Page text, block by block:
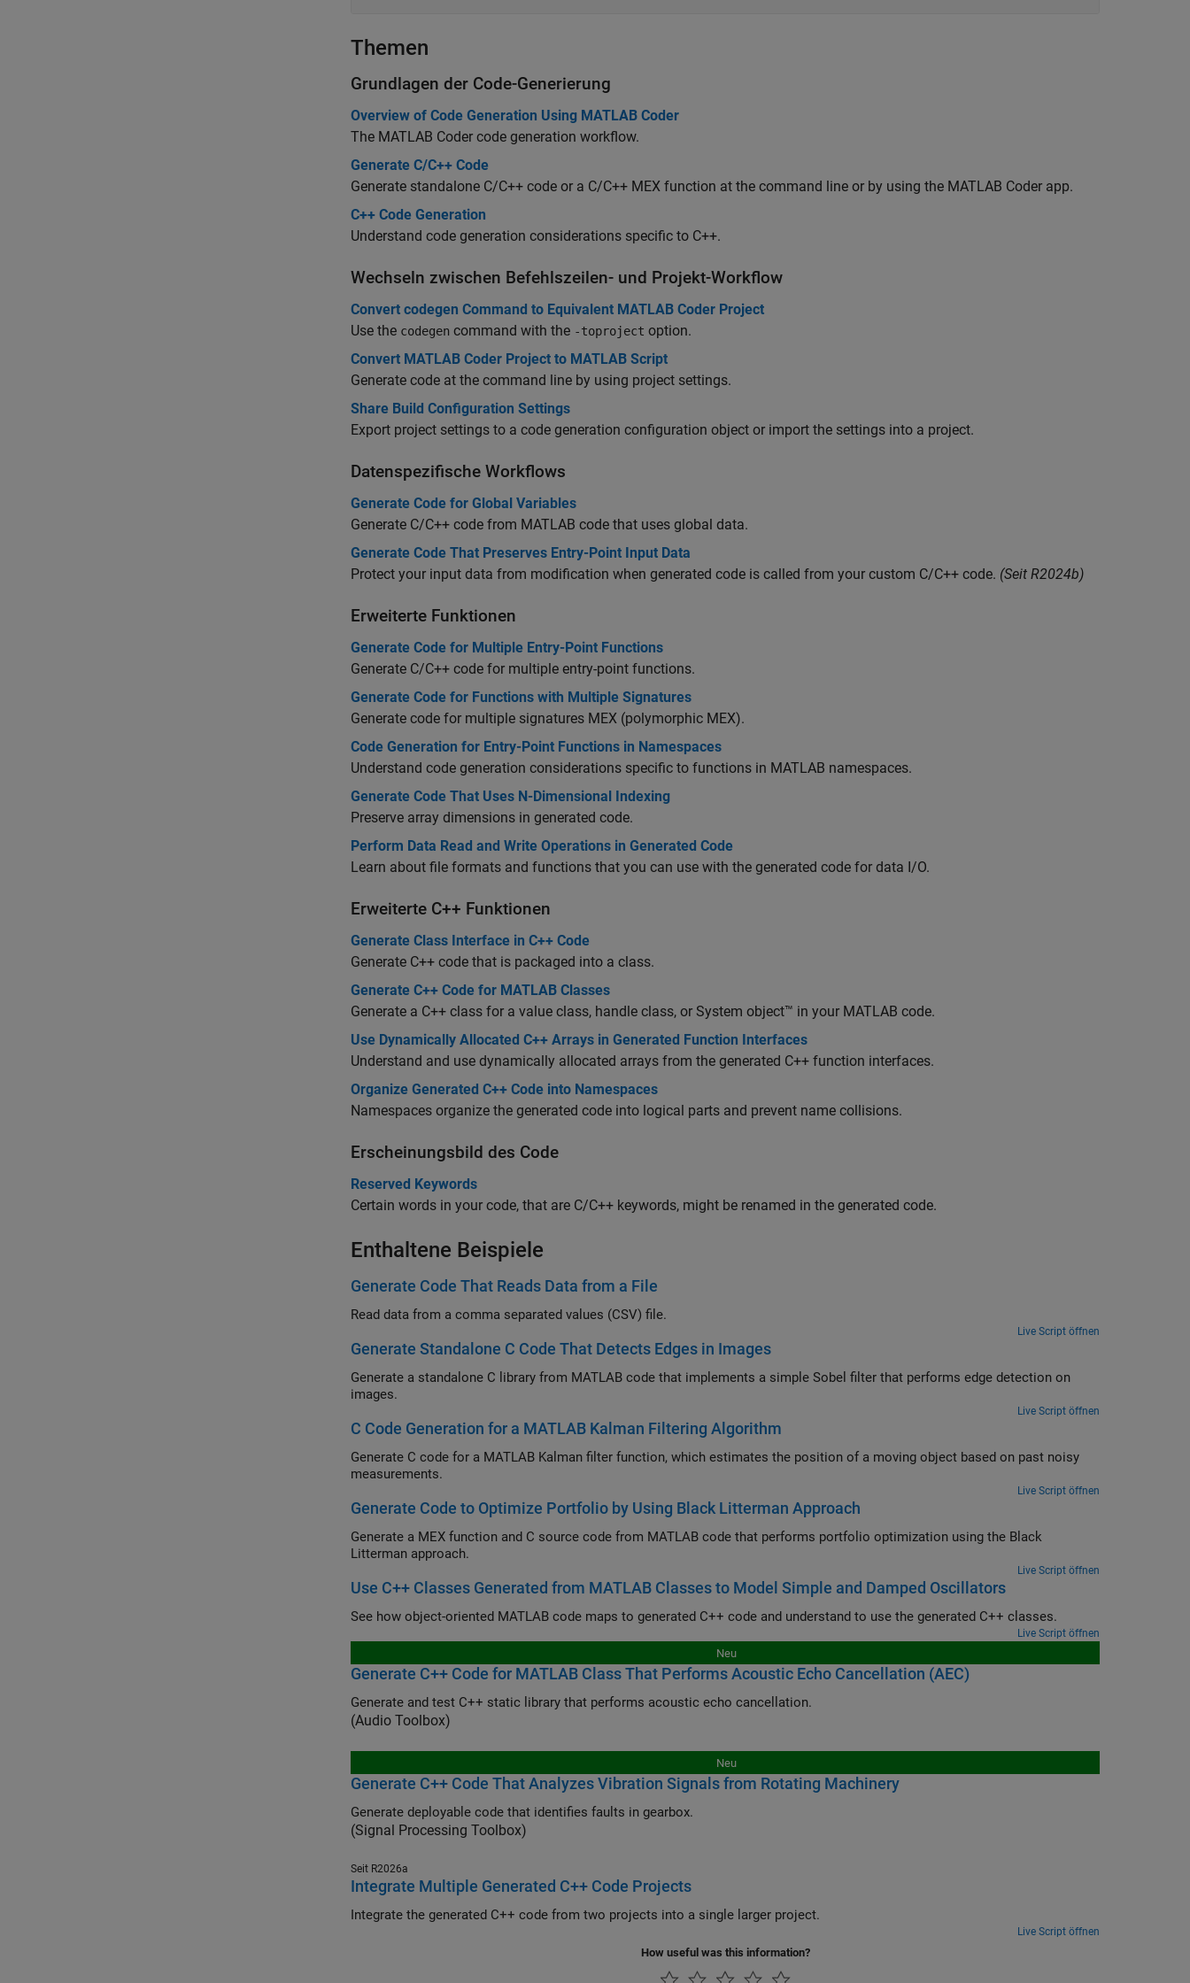
Themen
Grundlagen der Code-Generierung
Overview of Code Generation Using MATLAB Coder
The MATLAB Coder code generation workflow.
Generate C/C++ Code
Generate standalone C/C++ code or a C/C++ MEX function at the command line or by using the MATLAB Coder app.
C++ Code Generation
Understand code generation considerations specific to C++.
Wechseln zwischen Befehlszeilen- und Projekt-Workflow
Convert codegen Command to Equivalent MATLAB Coder Project
Use the codegen command with the -toproject option.
Convert MATLAB Coder Project to MATLAB Script
Generate code at the command line by using project settings.
Share Build Configuration Settings
Export project settings to a code generation configuration object or import the settings into a project.
Datenspezifische Workflows
Generate Code for Global Variables
Generate C/C++ code from MATLAB code that uses global data.
Generate Code That Preserves Entry-Point Input Data
Protect your input data from modification when generated code is called from your custom C/C++ code. (Seit R2024b)
Erweiterte Funktionen
Generate Code for Multiple Entry-Point Functions
Generate C/C++ code for multiple entry-point functions.
Generate Code for Functions with Multiple Signatures
Generate code for multiple signatures MEX (polymorphic MEX).
Code Generation for Entry-Point Functions in Namespaces
Understand code generation considerations specific to functions in MATLAB namespaces.
Generate Code That Uses N-Dimensional Indexing
Preserve array dimensions in generated code.
Perform Data Read and Write Operations in Generated Code
Learn about file formats and functions that you can use with the generated code for data I/O.
Erweiterte C++ Funktionen
Generate Class Interface in C++ Code
Generate C++ code that is packaged into a class.
Generate C++ Code for MATLAB Classes
Generate a C++ class for a value class, handle class, or System object™ in your MATLAB code.
Use Dynamically Allocated C++ Arrays in Generated Function Interfaces
Understand and use dynamically allocated arrays from the generated C++ function interfaces.
Organize Generated C++ Code into Namespaces
Namespaces organize the generated code into logical parts and prevent name collisions.
Erscheinungsbild des Code
Reserved Keywords
Certain words in your code, that are C/C++ keywords, might be renamed in the generated code.
Enthaltene Beispiele
Generate Code That Reads Data from a File
Read data from a comma separated values (CSV) file.
Live Script öffnen
Generate Standalone C Code That Detects Edges in Images
Generate a standalone C library from MATLAB code that implements a simple Sobel filter that performs edge detection on
images.
Live Script öffnen
C Code Generation for a MATLAB Kalman Filtering Algorithm
Generate C code for a MATLAB Kalman filter function, which estimates the position of a moving object based on past noisy
measurements.
Live Script öffnen
Generate Code to Optimize Portfolio by Using Black Litterman Approach
Generate a MEX function and C source code from MATLAB code that performs portfolio optimization using the Black
Litterman approach.
Live Script öffnen
Use C++ Classes Generated from MATLAB Classes to Model Simple and Damped Oscillators
See how object-oriented MATLAB code maps to generated C++ code and understand to use the generated C++ classes.
Live Script öffnen
Neu
Generate C++ Code for MATLAB Class That Performs Acoustic Echo Cancellation (AEC)
Generate and test C++ static library that performs acoustic echo cancellation.
(Audio Toolbox)
Neu
Generate C++ Code That Analyzes Vibration Signals from Rotating Machinery
Generate deployable code that identifies faults in gearbox.
(Signal Processing Toolbox)
Seit R2026a
Integrate Multiple Generated C++ Code Projects
Integrate the generated C++ code from two projects into a single larger project.
Live Script öffnen
How useful was this information?